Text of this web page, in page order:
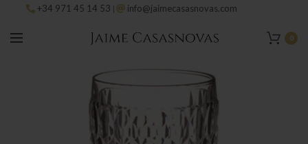
+34 971 45 14 53 | info@jaimecasasnovas.com
0